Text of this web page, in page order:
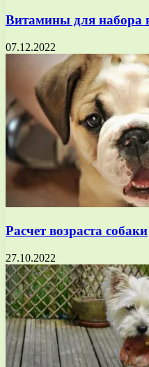
Витамины для набора
07.12.2022
Расчет возраста собаки
27.10.2022